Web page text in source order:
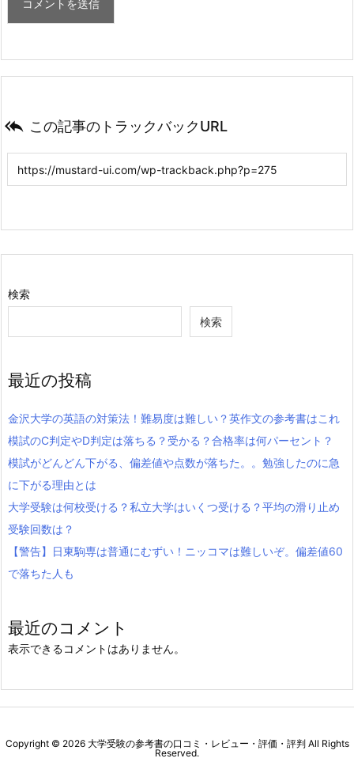
 この記事のトラックバックURL
検索
検索
最近の投稿
金沢大学の英語の対策法！難易度は難しい？英作文の参考書はこれ
模試のC判定やD判定は落ちる？受かる？合格率は何パーセント？
模試がどんどん下がる、偏差値や点数が落ちた。。勉強したのに急
に下がる理由とは
大学受験は何校受ける？私立大学はいくつ受ける？平均の滑り止め
受験回数は？
【警告】日東駒専は普通にむずい！ニッコマは難しいぞ。偏差値60
で落ちた人も
最近のコメント
表示できるコメントはありません。
Copyright © 2026 大学受験の参考書の口コミ・レビュー・評価・評判 All Rights
Reserved.